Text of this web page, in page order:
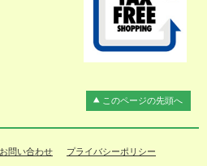
このページの先頭へ
お問い合わせ プライバシーポリシー